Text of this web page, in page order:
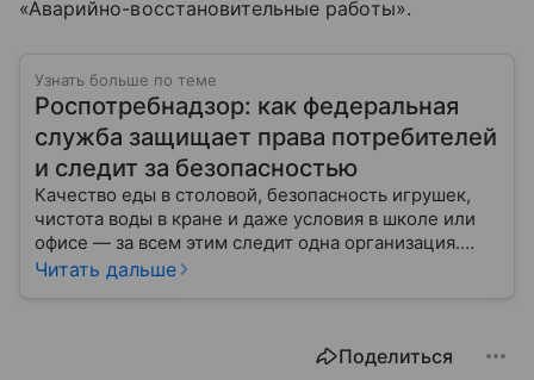
«Аварийно-восстановительные работы».
Узнать больше по теме
Роспотребнадзор: как федеральная
служба защищает права потребителей
и следит за безопасностью
Качество еды в столовой, безопасность игрушек,
чистота воды в кране и даже условия в школе или
офисе — за всем этим следит одна организация.
Роспотребнадзор — федеральная служба, которая
её работа важна для каждого жителя России.
Читать дальше
Поделиться